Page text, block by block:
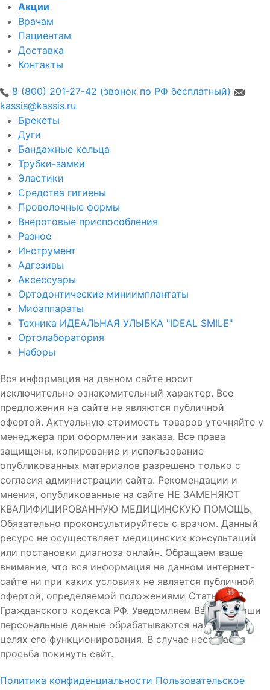
Акции
Врачам
Пациентам
Доставка
Контакты
8 (800) 201-27-42 (звонок по РФ бесплатный)
kassis@kassis.ru
Брекеты
Дуги
Бандажные кольца
Трубки-замки
Эластики
Средства гигиены
Проволочные формы
Внеротовые приспособления
Разное
Инструмент
Адгезивы
Аксессуары
Ортодонтические миниимплантаты
Миоаппараты
Техника ИДЕАЛЬНАЯ УЛЫБКА "IDEAL SMILE"
Ортолаборатория
Наборы
Вся информация на данном сайте носит
исключительно ознакомительный характер. Все
предложения на сайте не являются публичной
офертой. Актуальную стоимость товаров уточняйте у
менеджера при оформлении заказа. Все права
защищены, копирование и использование
опубликованных материалов разрешено только с
согласия администрации сайта. Рекомендации и
мнения, опубликованные на сайте НЕ ЗАМЕНЯЮТ
КВАЛИФИЦИРОВАННУЮ МЕДИЦИНСКУЮ ПОМОЩЬ.
Обязательно проконсультируйтесь с врачом. Данный
ресурс не осуществляет медицинских консультаций
или постановки диагноза онлайн. Обращаем ваше
внимание, что вся информация на данном интернет-
сайте ни при каких условиях не является публичной
офертой, определяемой положениями Статьи 437
Гражданского кодекса РФ. Уведомляем Вас, что Ваши
персональные данные обрабатываются на сайте в
целях его функционирования. В случае несогласия
просьба покинуть сайт.
Политика конфиденциальности Пользовательское